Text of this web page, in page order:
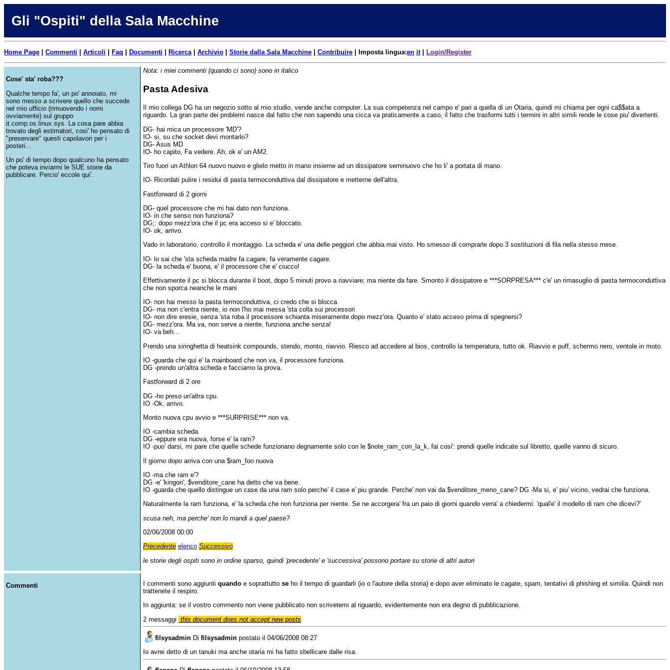
Gli "Ospiti" della Sala Macchine
Home Page Commenti Articoli Faq Documenti Ricerca Archivio Storie dalla Sala Macchine Contribuire | Imposta lingua:en it Login/Register
Cose' sta' roba???
Qualche tempo fa', un po' annoiato, mi
sono messo a scrivere quello che succede
nel mio ufficio (rimuovendo i nomi
ovviamente) sul gruppo
it.comp.os.linux.sys. La cosa pare abbia
trovato degli estimatori, cosi' ho pensato di
"preservare" questi capolavori per i
posteri...
Un po' di tempo dopo qualcuno ha pensato
che poteva inviarmi le SUE storie da
pubblicare. Percio' eccole qui'.
Nota: i miei commenti (quando ci sono) sono in italico
Pasta Adesiva
Il mio collega DG ha un negozio sotto al mio studio, vende anche computer. La sua competenza nel campo e' pari a quella di un Otaria, quindi mi chiama per ogni ca$$ata a
riguardo. La gran parte dei problemi nasce dal fatto che non sapendo una cicca va praticamente a caso, il fatto che trasformi tutti i termini in altri simili rende le cose piu' divertenti.
DG- hai mica un processore 'MD'?
IO- si, su che socket devi montarlo?
DG- Asus MD
IO- ho capito, Fa vedere. Ah, ok e' un AM2.
Tiro fuori un Athlon 64 nuovo nuovo e glielo metto in mano insieme ad un dissipatore seminuovo che ho li' a portata di mano.
IO- Ricordati pulire i residui di pasta termoconduttiva dal dissipatore e metterne dell'altra.
Fastforward di 2 giorni
DG- quel processore che mi hai dato non funziona.
IO- in che senso non funziona?
DG;: dopo mezz'ora che il pc era acceso si e' bloccato.
IO- ok, arrivo.
Vado in laboratorio, controllo il montaggio. La scheda e' una delle peggiori che abbia mai visto. Ho smesso di comprarle dopo 3 sostituzioni di fila nella stesso mese.
IO- lo sai che 'sta scheda madre fa cagare, fa veramente cagare.
DG- la scheda e' buona, e' il processore che e' ciucco!
Effettivamente il pc si blocca durante il boot, dopo 5 minuti provo a riavviare; ma niente da fare. Smonto il dissipatore e ***SORPRESA*** c'e' un rimasuglio di pasta termoconduttiva
che non sporca neanche le mani
IO- non hai messo la pasta termoconduttiva, ci credo che si blocca.
DG- ma non c'entra niente, io non l'ho mai messa 'sta colla sui processori
IO- non dire eresie, senza 'sta roba il processore schianta miseramente dopo mezz'ora. Quanto e' stato acceso prima di spegnersi?
DG- mezz'ora. Ma va, non serve a niente, funziona anche senza!
IO- va beh...
Prendo una siringhetta di heatsink compounds, stendo, monto, riavvio. Riesco ad accedere al bios, controllo la temperatura, tutto ok. Riavvio e puff, schermo nero, ventole in moto.
IO -guarda che qui e' la mainboard che non va, il processore funziona.
DG -prendo un'altra scheda e facciamo la prova.
Fastforward di 2 ore
DG -ho preso un'altra cpu.
IO -Ok, arrivo.
Monto nuova cpu avvio e ***SURPRISE*** non va.
IO -cambia scheda.
DG -eppure era nuova, forse e' la ram?
IO -puo' darsi, mi pare che quelle schede funzionano degnamente solo con le $note_ram_con_la_k, fai cosi': prendi quelle indicate sul libretto, quelle vanno di sicuro.
Il giorno dopo arriva con una $ram_foo nuova
IO -ma che ram e'?
DG -e' 'kingon', $venditore_cane ha detto che va bene.
IO -guarda che quello distingue un case da una ram solo perche' il case e' piu grande. Perche' non vai da $venditore_meno_cane? DG -Ma si, e' piu' vicino, vedrai che funziona.
Naturalmente la ram funziona, e' la scheda che non funziona per niente. Se ne accorgera' fra un paio di giorni quando verra' a chiedermi: 'qual'e' il modello di ram che dicevi?'
scusa neh, ma perche' non lo mandi a quel paese?
02/06/2008 00:00
Precedente elenco Successivo
le storie degli ospiti sono in ordine sparso, quindi 'precedente' e 'successiva' possono portare su storie di altri autori
Commenti I commenti sono aggiunti quandoe soprattutto seho il tempo di guardarli (io o l'autore della storia) e dopo aver eliminato le cagate, spam, tentativi di phishing et similia. Quindi non
trattenete il respiro.
In aggiunta: se il vostro commento non viene pubblicato non scrivetemi al riguardo, evidentemente non era degno di pubblicazione.
2 messaggi this document does not accept new posts
filsysadminDi filsysadminpostato il 04/06/2008 08:27
Io avrei detto di un tanuki ma anche otaria mi ha fatto sbellicare dalle risa.